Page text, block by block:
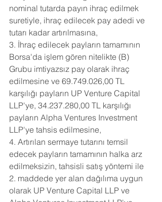
nominal tutarda payın ihraç edilmek
suretiyle, ihraç edilecek pay adedi ve
tutarı kadar artırılmasına,
3. İhraç edilecek payların tamamının
Borsa'da işlem gören nitelikte (B)
Grubu imtiyazsız pay olarak ihraç
edilmesine ve 69.749.026,00 TL
karşılığı payların UP Venture Capital
LLP'ye, 34.237.280,00 TL karşılığı
payların Alpha Ventures Investment
LLP'ye tahsis edilmesine,
4. Artırılan sermaye tutarını temsil
edecek payların tamamının halka arz
edilmeksizin, tahsisli satış yöntemi ile
2. maddede yer alan dağılıma uygun
olarak UP Venture Capital LLP ve